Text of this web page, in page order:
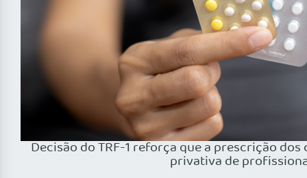
Decisão do TRF-1 reforça que a prescrição
privativa de